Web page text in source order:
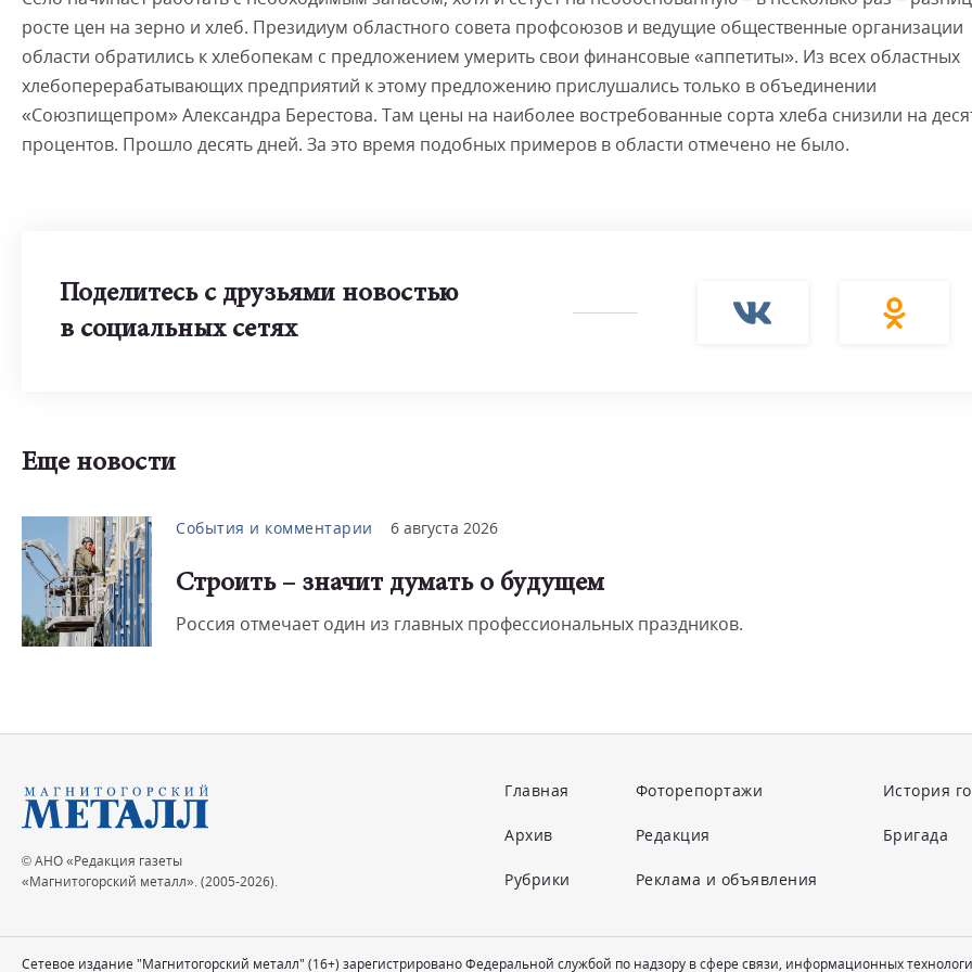
росте цен на зерно и хлеб. Президиум областного совета профсоюзов и ведущие общественные организации
области обратились к хлебопекам с предложением умерить свои финансовые «аппетиты». Из всех областных
хлебоперерабатывающих предприятий к этому предложению прислушались только в объединении
«Союзпищепром» Александра Берестова. Там цены на наиболее востребованные сорта хлеба снизили на
процентов. Прошло десять дней. За это время подобных примеров в области отмечено не было.
Поделитесь с друзьями новостью
в социальных сетях
Еще новости
События и комментарии 6 августа 2026
Строить – значит думать о будущем
Россия отмечает один из главных профессиональных праздников.
© АНО «Редакция газеты
«Магнитогорский металл». (2005-2026).
Главная
Архив
Рубрики
Фоторепортажи
Редакция
Реклама и объявления
История
Бригада
Сетевое издание "Магнитогорский металл" (16+) зарегистрировано Федеральной службой по надзору в сфере связи, информационных